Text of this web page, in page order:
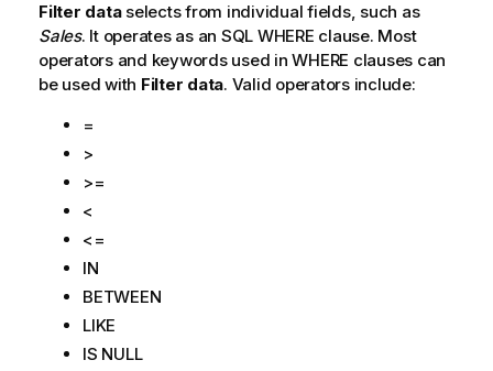
o
n
s
h
e
s
Filter dataselects from individual fields, such as
Sales. It operates as an SQL WHERE clause. Most
operators and keywords used inWHERE clauses can
be used with Filter data. Valid operators include:
=
>
>=
<
<=
IN
BETWEEN
LIKE
IS NULL